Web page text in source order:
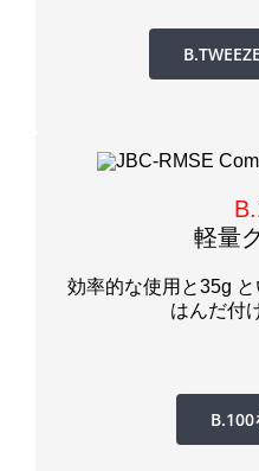
軽量
効率的な使用と35g
はんだ付
B.100